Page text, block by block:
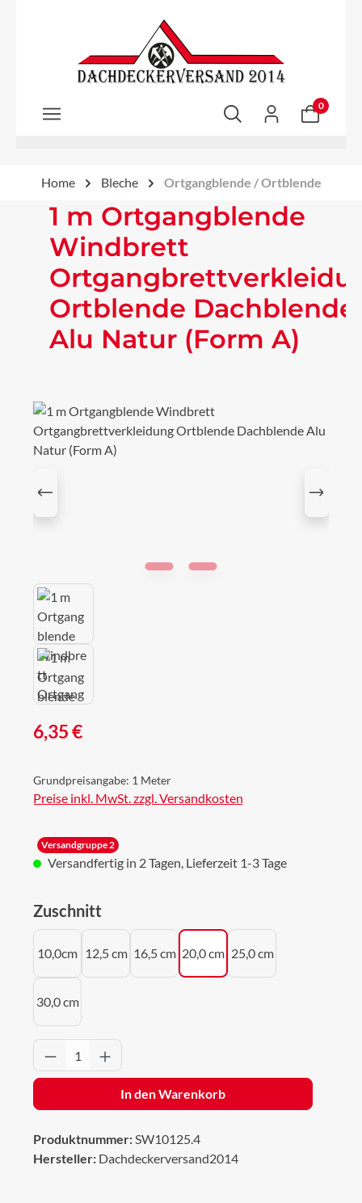
Zum Hauptinhalt springen
0
Home Bleche Ortgangblende / Ortblende
1 m Ortgangblende
Windbrett
Ortblende Dachblende
Alu Natur (Form A)
Bildergalerie überspringen
Regulärer Preis:
6,35 €
Grundpreisangabe: 1 Meter
Preise inkl. MwSt. zzgl. Versandkosten
Versandgruppe 2
Versandfertig in 2 Tagen, Lieferzeit 1-3 Tage
Zuschnitt
10,0cm 12,5 cm 16,5 cm 20,0 cm 25,0 cm
30,0 cm
Produkt Anzahl: Gib den gewünschten
In den Warenkorb
Produktnummer:SW10125.4
Hersteller: Dachdeckerversand2014